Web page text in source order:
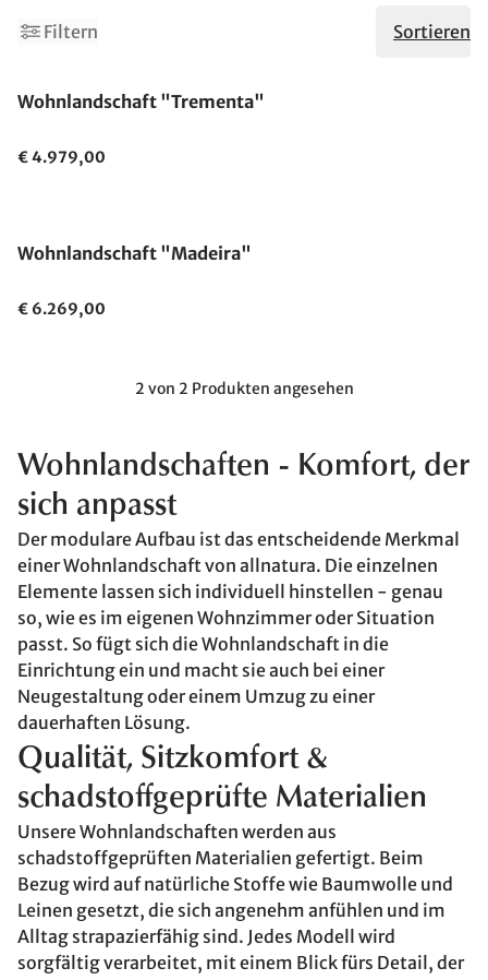
Filtern Sortieren
Wohnlandschaft "Trementa"
€ 4.979,00
Wohnlandschaft "Madeira"
€ 6.269,00
2 von 2 Produkten angesehen
Wohnlandschaften - Komfort, der
sich anpasst
Der modulare Aufbau ist das entscheidende Merkmal
einer Wohnlandschaft von allnatura. Die einzelnen
Elemente lassen sich individuell hinstellen - genau
so, wie es im eigenen Wohnzimmer oder Situation
passt. So fügt sich die Wohnlandschaft in die
Einrichtung ein und macht sie auch bei einer
Neugestaltung oder einem Umzug zu einer
dauerhaften Lösung.
Qualität, Sitzkomfort &
schadstoffgeprüfte Materialien
Unsere Wohnlandschaften werden aus
schadstoffgeprüften Materialien gefertigt. Beim
Bezug wird auf natürliche Stoffe wie Baumwolle und
Leinen gesetzt, die sich angenehm anfühlen und im
Alltag strapazierfähig sind. Jedes Modell wird
sorgfältig verarbeitet, mit einem Blick fürs Detail, der